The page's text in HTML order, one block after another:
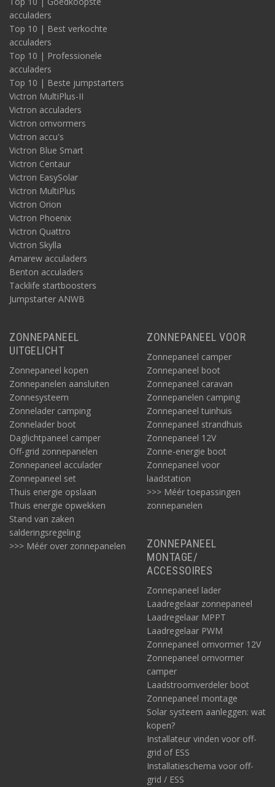
acculaders
Top 10 | Best verkochte
acculaders
Top 10 | Professionele
acculaders
Top 10 | Beste jumpstarters
Victron MultiPlus-II
Victron acculaders
Victron omvormers
Victron accu's
Victron Blue Smart
Victron Centaur
Victron EasySolar
Victron MultiPlus
Victron Orion
Victron Phoenix
Victron Quattro
Victron Skylla
Amarew acculaders
Benton acculaders
Tacklife startboosters
Jumpstarter ANWB
ZONNEPANEEL
UITGELICHT
Zonnepaneel kopen
Zonnepanelen aansluiten
Zonnesysteem
Zonnelader camping
Zonnelader boot
Daglichtpaneel camper
Off-grid zonnepanelen
Zonnepaneel acculader
Zonnepaneel set
Thuis energie opslaan
Thuis energie opwekken
Stand van zaken
salderingsregeling
>>> Méér over zonnepanelen
ZONNEPANEEL VOOR
Zonnepaneel camper
Zonnepaneel boot
Zonnepaneel caravan
Zonnepanelen camping
Zonnepaneel tuinhuis
Zonnepaneel strandhuis
Zonnepaneel 12V
Zonne-energie boot
Zonnepaneel voor
laadstation
>>> Méér toepassingen
zonnepanelen
ZONNEPANEEL
MONTAGE/
ACCESSOIRES
Zonnepaneel lader
Laadregelaar zonnepaneel
Laadregelaar MPPT
Laadregelaar PWM
Zonnepaneel omvormer 12V
Zonnepaneel omvormer
camper
Laadstroomverdeler boot
Zonnepaneel montage
Solar systeem aanleggen: wat
kopen?
Installateur vinden voor off-
grid of ESS
Installatieschema voor off-
grid / ESS